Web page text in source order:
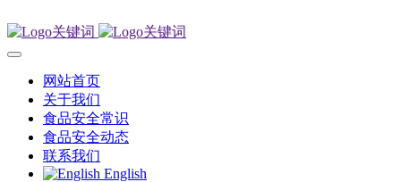
网站首页
关于我们
食品安全常识
食品安全动态
联系我们
English